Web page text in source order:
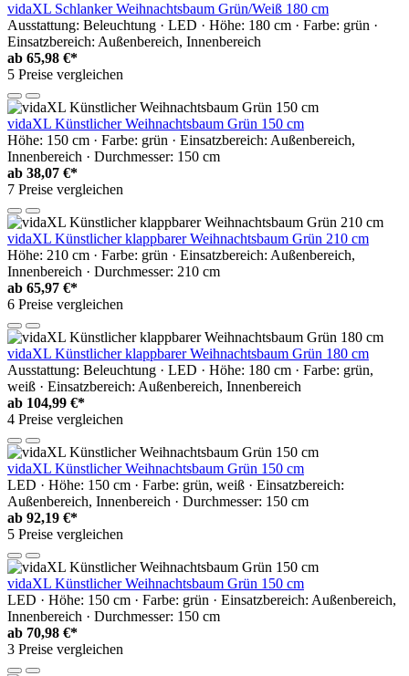
vidaXL Schlanker Weihnachtsbaum Grün/Weiß 180 cm
Ausstattung: Beleuchtung · LED · Höhe: 180 cm · Farbe: grün ·
Einsatzbereich: Außenbereich, Innenbereich
ab 65,98 €*
5 Preise vergleichen
vidaXL Künstlicher Weihnachtsbaum Grün 150 cm
Höhe: 150 cm · Farbe: grün · Einsatzbereich: Außenbereich,
Innenbereich · Durchmesser: 150 cm
ab 38,07 €*
7 Preise vergleichen
vidaXL Künstlicher klappbarer Weihnachtsbaum Grün 210 cm
Höhe: 210 cm · Farbe: grün · Einsatzbereich: Außenbereich,
Innenbereich · Durchmesser: 210 cm
ab 65,97 €*
6 Preise vergleichen
vidaXL Künstlicher klappbarer Weihnachtsbaum Grün 180 cm
Ausstattung: Beleuchtung · LED · Höhe: 180 cm · Farbe: grün,
weiß · Einsatzbereich: Außenbereich, Innenbereich
ab 104,99 €*
4 Preise vergleichen
vidaXL Künstlicher Weihnachtsbaum Grün 150 cm
LED · Höhe: 150 cm · Farbe: grün, weiß · Einsatzbereich:
Außenbereich, Innenbereich · Durchmesser: 150 cm
ab 92,19 €*
5 Preise vergleichen
vidaXL Künstlicher Weihnachtsbaum Grün 150 cm
LED · Höhe: 150 cm · Farbe: grün · Einsatzbereich: Außenbereich,
Innenbereich · Durchmesser: 150 cm
ab 70,98 €*
3 Preise vergleichen